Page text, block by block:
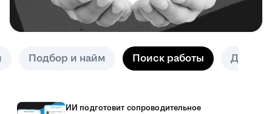
Подбор и найм Поиск работы Другое
ИИ подготовит сопроводительное